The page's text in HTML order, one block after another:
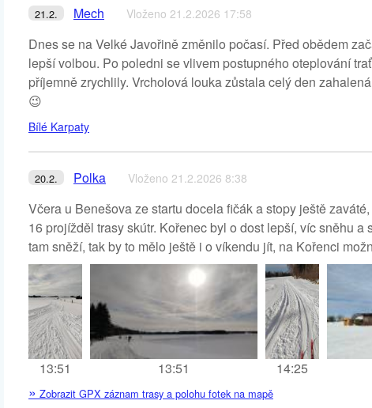
21.2. Mech Vloženo 21.2.2026 17:58
Dnes se na Velké Javořině změnilo počasí. Před obědem
lepší volbou. Po poledni se vlivem postupného oteplování
příjemně zrychlily. Vrcholová louka zůstala celý den
😉
Bílé Karpaty
20.2. Polka Vloženo 21.2.2026 8:38
Včera u Benešova ze startu docela fičák a stopy ještě
16 projížděl trasy skútr. Kořenec byl o dost lepší, víc sněhu
tam sněží, tak by to mělo ještě i o víkendu jít, na Kořenci
13:51 13:51 14:25
» Zobrazit GPX záznam trasy a polohu fotek na mapě